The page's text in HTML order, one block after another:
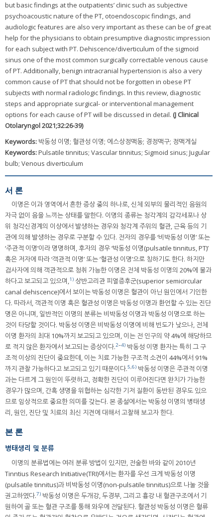
but basic findings at the outpatients’ clinic such as subjective
psychoacoustic nature of the PT, otoendoscopic findings, and
audiologic features are also very important as these can be of great
help for the physicians to obtain presumptive diagnostic impression
for each subject with PT. Dehiscence/diverticulum of the sigmoid
sinus one of the most common surgically correctable venous cause
of PT. Additionally, benign intracranial hypertension is also a very
common cause of PT that should not be forgotten in obese PT
subjects with normal radiologic findings. In this review, diagnostic
steps and appropriate surgical- or interventional management
options for each cause of PT will be discussed in detail. (J Clinical
Otolaryngol 2021;32:26-39)
Keywords: 박동성 이명; 혈관성 이명; 에스상정맥동; 경정맥구; 정맥게실
Keywords:Pulsatile tinnitus; Vascular tinnitus; Sigmoid sinus; Jugular
bulb; Venous diverticulum
서 론
이명은 이과 영역에서 흔한 증상 중의 하나로, 신체 외부의 물리적인 음원의
자극 없이 음을 느끼는 상태를 말한다. 이명의 종류는 청각계의 감각세포나 상
위 청각신경계의 이상에서 발생하는 경우와 청각계 주위의 혈관, 근육 등의 기
관에 의해 발생하는 경우로 구분할 수 있다. 전자의 경우를 ‘비박동성 이명’ 또는
‘주관적 이명’이라 명명하며, 후자의 경우 ‘박동성 이명(pulsatile tinnitus, PT)’
혹은 저자에 따라 ‘객관적 이명’ 또는 ‘혈관성 이명’으로 칭하기도 한다. 하지만
검사자에 의해 객관적으로 청취 가능한 이명은 전체 박동성 이명의 20%에 불과
하다고 보고되고 있으며,1) 상반고리관 피열증후군(superior semicircular
canal dehiscence)에서 보이는 박동성 이명은 혈관이 아닌 원인에서 기인한
다. 따라서, 객관적 이명 혹은 혈관성 이명은 박동성 이명과 환언할 수 있는 진단
명은 아니며, 일반적인 이명의 분류는 비박동성 이명과 박동성 이명으로 하는
것이 타당할 것이다. 박동성 이명은 비박동성 이명에 비해 빈도가 낮으나, 전체
이명 환자의 최대 10%까지 보고되고 있으며, 이는 전 인구의 약 4%에 해당하므
로 적지 않은 환자에서 보고되는 증상이다.2–4) 박동성 이명 환자는 특히 그 구
조적 이상의 진단이 중요한데, 이는 치료 가능한 구조적 소견이 44%에서 91%
까지 관찰 가능하다고 보고되고 있기 때문이다.5,6) 박동성 이명은 주관적 이명
과는 다르게 그 원인이 뚜렷하고, 정확한 진단이 이루어진다면 완치가 가능한
경우가 많으며, 간혹 생명을 위협하는 심각한 기저 질환이 동반된 경우도 있으
므로 임상적으로 중요한 의미를 갖는다. 본 종설에서는 박동성 이명의 병태생
리, 원인, 진단 및 치료의 최신 지견에 대해서 고찰해 보고자 한다.
본 론
병태생리 및 분류
이명의 분류법에는 여러 분류 방법이 있지만, 전술한 바와 같이 2010년
Tinntius Research Initiative(TRI)에서는 환자를 우선 크게 박동성 이명
(pulsatile tinnitus)과 비박동성 이명(non-pulsatile tinnitus)으로 나눌 것을
권고하였다.7) 박동성 이명은 두개강, 두경부, 그리고 흉강 내 혈관구조에서 기
원하여 골 또는 혈관 구조를 통해 와우에 전달된다. 혈관성 박동성 이명은 혈류